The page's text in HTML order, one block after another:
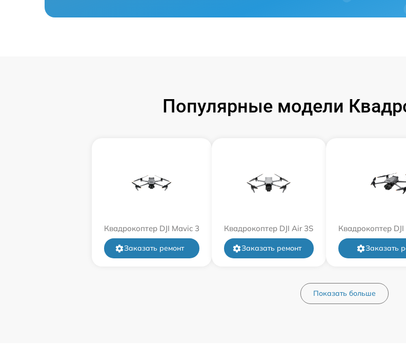
Популярные модели
Квадрокоптер DJI Mavic 3
Заказать ремонт
Квадрокоптер DJI Air 3S
Заказать ремонт
Квадрокоптер
Заказать
Показать больше